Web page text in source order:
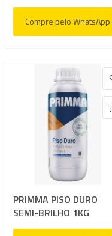
Compre pelo WhatsApp
PRIMMA PISO DURO
SEMI-BRILHO 1KG